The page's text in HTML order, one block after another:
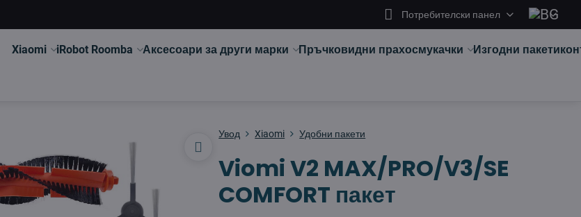
Потребителски панел
Xiaomi iRobot Roomba Аксесоари за други марки Пръчковидни прахосмукачки Изгодни пакети
Увод Xiaomi Удобни пакети
Viomi V2 MAX/PRO/V3/SE
COMFORT пакет